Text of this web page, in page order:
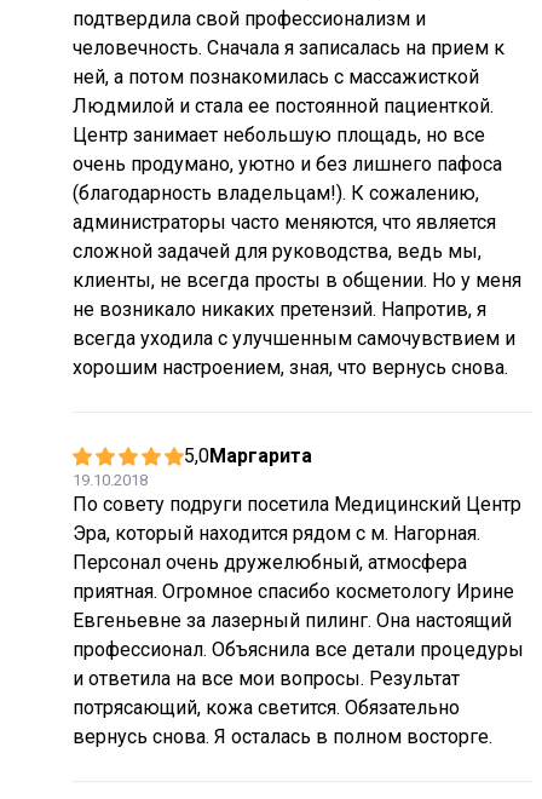
подтвердила свой профессионализм и
человечность. Сначала я записалась на прием к
ней, а потом познакомилась с массажисткой
Людмилой и стала ее постоянной пациенткой.
Центр занимает небольшую площадь, но все
очень продумано, уютно и без лишнего пафоса
(благодарность владельцам!). К сожалению,
администраторы часто меняются, что является
сложной задачей для руководства, ведь мы,
клиенты, не всегда просты в общении. Но у меня
не возникало никаких претензий. Напротив, я
всегда уходила с улучшенным самочувствием и
хорошим настроением, зная, что вернусь снова.
5,0Маргарита
19.10.2018
По совету подруги посетила Медицинский Центр
Эра, который находится рядом с м. Нагорная.
Персонал очень дружелюбный, атмосфера
приятная. Огромное спасибо косметологу Ирине
Евгеньевне за лазерный пилинг. Она настоящий
профессионал. Объяснила все детали процедуры
и ответила на все мои вопросы. Результат
потрясающий, кожа светится. Обязательно
вернусь снова. Я осталась в полном восторге.